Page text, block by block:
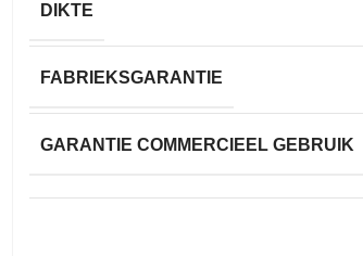
DIKTE
FABRIEKSGARANTIE
GARANTIE COMMERCIEEL GEBRUIK